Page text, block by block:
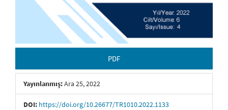
PDF
Yayınlanmış:Ara 25, 2022
DOI: https://doi.org/10.26677/TR1010.2022.1133